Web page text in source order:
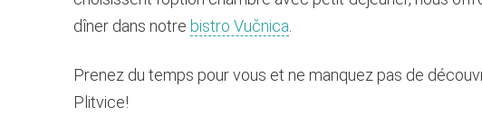
dîner dans notre bistro Vučnica
Prenez du temps pour vous et ne manquez pas de
Plitvice!